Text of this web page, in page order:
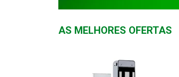
AS MELHORES OFERTAS